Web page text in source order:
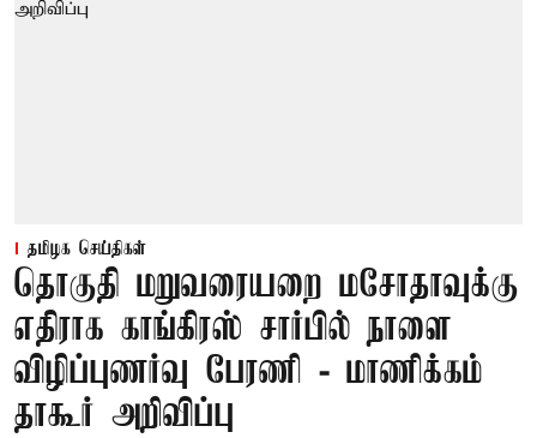
தமிழக செய்திகள்
தொகுதி மறுவரையறை மசோதாவுக்கு
எதிராக காங்கிரஸ் சார்பில் நாளை
விழிப்புணர்வு பேரணி - மாணிக்கம்
தாகூர் அறிவிப்பு